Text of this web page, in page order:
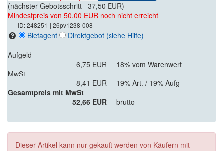
(nächster Gebotsschritt 37,50 EUR)
Mindestpreis von 50,00 EUR noch nicht erreicht
ID: 248251 | 26pv1238-008
Bietagent Direktgebot (siehe Hilfe)
Aufgeld
6,75 EUR
18% vom Warenwert
MwSt.
8,41 EUR
19% Art. / 19% Aufg
Gesamtpreis mit MwSt
52,66 EUR
brutto
Dieser Artikel kann nur gekauft werden von Käufern mit